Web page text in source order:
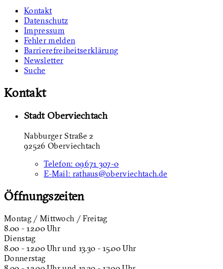
Kontakt
Datenschutz
Impressum
Fehler melden
Barrierefreiheitserklärung
Newsletter
Suche
Kontakt
Stadt Oberviechtach
Nabburger Straße 2
92526 Oberviechtach
Telefon: 09671 307-0
E-Mail: rathaus@oberviechtach.de
Öffnungszeiten
Montag / Mittwoch / Freitag
8.00 - 12.00 Uhr
Dienstag
8.00 - 12.00 Uhr und 13.30 - 15.00 Uhr
Donnerstag